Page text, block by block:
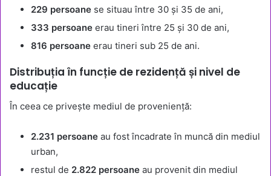
229 persoane se situau între 30 și 35 de ani,
333 persoane erau tineri între 25 și 30 de ani,
816 persoane erau tineri sub 25 de ani.
Distribuția în funcție de rezidență și nivel de
educație
În ceea ce privește mediul de proveniență:
2.231 persoane au fost încadrate în muncă din mediul
urban,
restul de 2.822 persoane au provenit din mediul